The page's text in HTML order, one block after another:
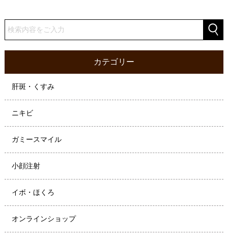
カテゴリー
肝斑・くすみ
ニキビ
ガミースマイル
小顔注射
イボ・ほくろ
オンラインショップ